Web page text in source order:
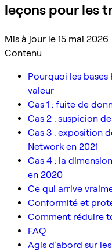
leçons pour les
Mis à jour le 15 mai 2026
Contenu
Pourquoi les
valeur
Cas 1 : fuite de
Cas 2 : suspicion
Cas 3 : exposition
Network en 2021
Cas 4 : la
en 2020
Ce qui arrive
Conformité et
Comment réduire
FAQ
Agis d’abord sur